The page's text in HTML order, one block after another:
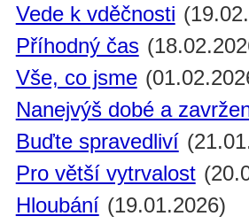
Vede k vděčnosti
Příhodný čas
Vše, co jsme
Nanejvýš dobé a
Buďte spravedliví
Pro větší vytrvalost
Hloubání (19.01.2026)